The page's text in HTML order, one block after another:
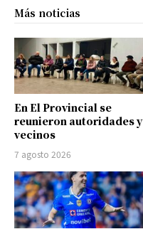
Más noticias
En El Provincial se
reunieron autoridades y
vecinos
7 agosto 2026